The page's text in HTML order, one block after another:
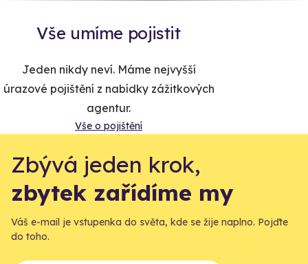
Vše umíme pojistit
Jeden nikdy neví. Máme nejvyšší
úrazové pojištění z nabídky zážitkových
agentur.
Vše o pojištění
Zbývá jeden krok,
zbytek zařídíme my
Váš e-mail je vstupenka do světa, kde se žije naplno. Pojďte
do toho.